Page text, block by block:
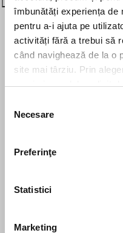
îmbunătăți experiența de
pentru a-i ajuta pe
activități fără a trebui să
când navighează de la o
site mai târziu. Prin
exprimi acordul explicit
consimțământului
Necesare
Preferinţe
Statistici
Marketing
Legal Assistant
doc,docx,pdf,odc file types with